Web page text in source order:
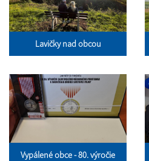
Lavičky nad obcou
Vypálené obce - 80. výročie